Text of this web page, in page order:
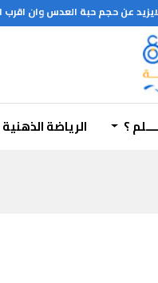
عن حجم حبة العدس وان
؟ الرياضة الذهنية